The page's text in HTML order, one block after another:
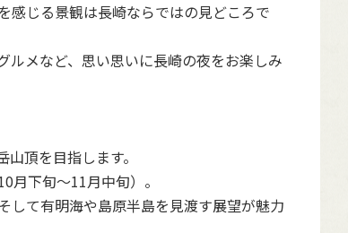
感じる景観は長崎ならではの見どころで
ルメなど、思い思いに長崎の夜をお楽しみ
頂を目指します。
下旬〜11月中旬）。
して有明海や島原半島を見渡す展望が魅力